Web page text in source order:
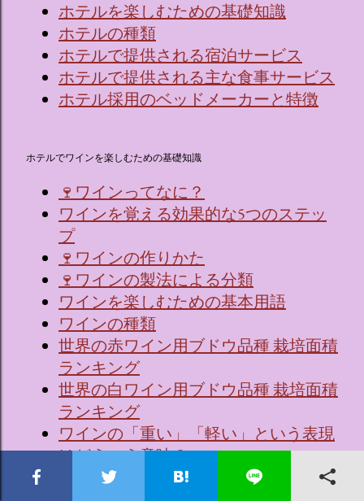
ホテルを楽しむための基礎知識
ホテルの種類
ホテルで提供される宿泊サービス
ホテルで提供される主な食事サービス
ホテル採用のベッドメーカーと特徴
ホテルでワインを楽しむための基礎知識
🍷ワインってなに？
ワインを覚える効果的な5つのステッ
プ
🍷ワインの作りかた
🍷ワインの製法による分類
ワインを楽しむための基本用語
ワインの種類
世界の赤ワイン用ブドウ品種 栽培面積
ランキング
世界の白ワイン用ブドウ品種 栽培面積
ランキング
ワインの「重い」「軽い」という表現
はどういう意味？
ワインの主要生産国について